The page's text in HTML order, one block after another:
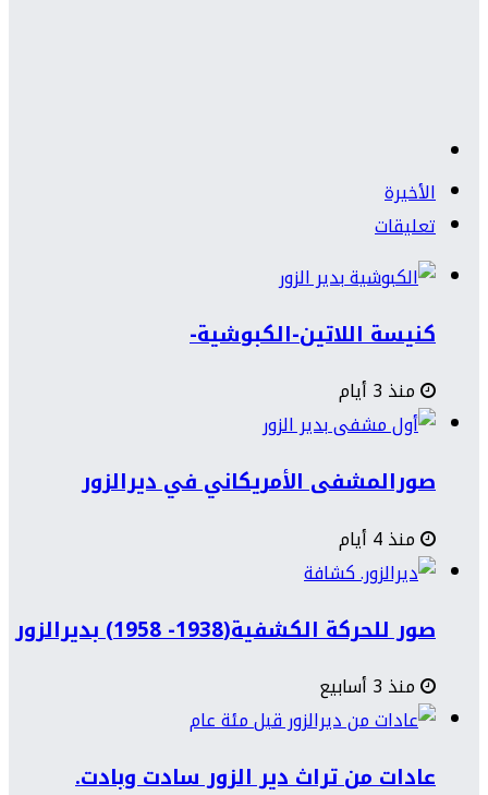
الأخيرة
تعليقات
كنيسة اللاتين-الكبوشية-
منذ 3 أيام
صورالمشفى الأمريكاني في ديرالزور
منذ 4 أيام
صور للحركة الكشفية(1938- 1958) بديرالزور
منذ 3 أسابيع
عادات من تراث دير الزور سادت وبادت.